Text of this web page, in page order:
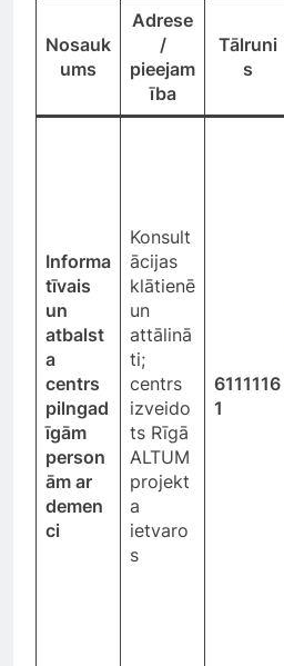
Nosauk
ums
Adrese
/
pieejam
ība
Tālruni
s
Informa
tīvais
un
atbalst
a
centrs
pilngad
īgām
person
ām ar
demen
ci
Konsult
ācijas
klātienē
un
attālinā
ti;
centrs
izveido
ts Rīgā
ALTUM
projekt
a
ietvaro
s
6111116
1